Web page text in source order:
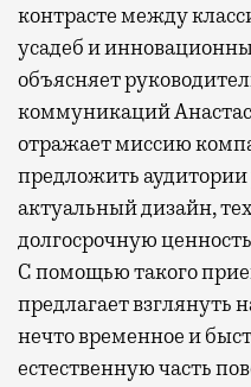
контрасте между
усадеб и
объясняет
коммуникаций
отражает миссию
предложить
актуальный дизайн,
долгосрочную
С помощью такого
предлагает взглянуть
нечто временное и
естественную часть